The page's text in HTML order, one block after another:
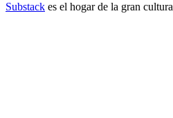
Substack es el hogar de la gran cultura